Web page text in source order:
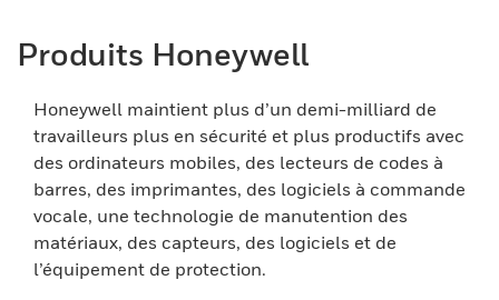
Produits Honeywell
Honeywell maintient plus d’un demi-milliard de
travailleurs plus en sécurité et plus productifs avec
des ordinateurs mobiles, des lecteurs de codes à
barres, des imprimantes, des logiciels à commande
vocale, une technologie de manutention des
matériaux, des capteurs, des logiciels et de
l’équipement de protection.